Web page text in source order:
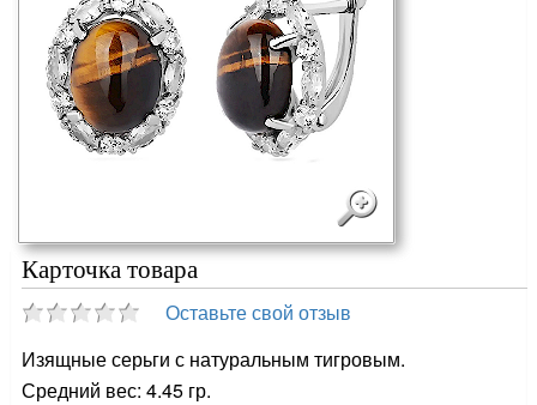
Карточка товара
Оставьте свой отзыв
Изящные серьги с натуральным тигровым.
Средний вес: 4.45 гр.